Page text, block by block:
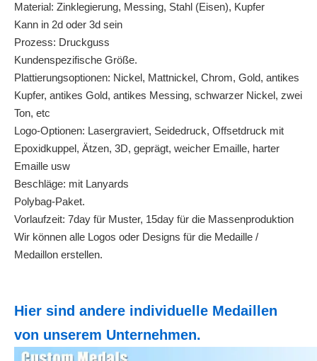
Material: Zinklegierung, Messing, Stahl (Eisen), Kupfer
Kann in 2d oder 3d sein
Prozess: Druckguss
Kundenspezifische Größe.
Plattierungsoptionen: Nickel, Mattnickel, Chrom, Gold, antikes
Kupfer, antikes Gold, antikes Messing, schwarzer Nickel, zwei
Ton, etc
Logo-Optionen: Lasergraviert, Seidedruck, Offsetdruck mit
Epoxidkuppel, Ätzen, 3D, geprägt, weicher Emaille, harter
Emaille usw
Beschläge: mit Lanyards
Polybag-Paket.
Vorlaufzeit: 7day für Muster, 15day für die Massenproduktion
Wir können alle Logos oder Designs für die Medaille /
Medaillon erstellen.
Hier sind andere individuelle Medaillen
von unserem Unternehmen.